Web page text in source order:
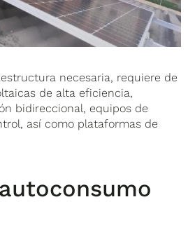
necesaria, requiere de
de alta eficiencia,
bidireccional, equipos de
así como plataformas de